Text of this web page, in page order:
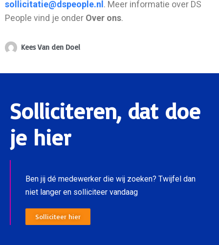
sollicitatie@dspeople.nl. Meer informatie over DS
People vind je onder Over ons.
Kees Van den Doel
Solliciteren, dat doe
je hier
Ben jij dé medewerker die wij zoeken? Twijfel dan
niet langer en solliciteer vandaag
Solliciteer hier